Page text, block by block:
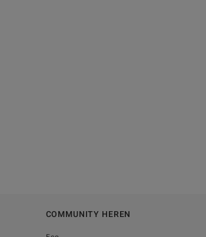
COMMUNITY HEREN